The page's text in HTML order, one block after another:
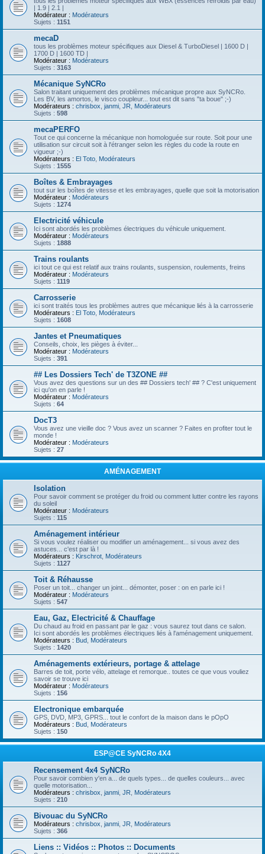
| 1.9 | 2.1 |
Modérateur : Modérateurs
Sujets : 1151
mecaD
tous les problèmes moteur spécifiques aux Diesel & TurboDiesel | 1600 D |
1700 D | 1600 TD |
Modérateur : Modérateurs
Sujets : 3163
Mécanique SyNCRo
Salon traitant uniquement des problèmes mécanique propre aux SyNCRo.
Les BV, les amortos, le visco coupleur... tout est dit sans "ta boue" ;-)
Modérateurs : chrisbox janmi JR
Modérateurs
Sujets : 598
mecaPERFO
Tout ce qui concerne la mécanique non homologuée sur route. Soit pour une
utilisation sur circuit soit à l'étranger selon les règles du code la route en
vigueur ;-)
Modérateurs : El Toto Modérateurs
Sujets : 1555
Boîtes & Embrayages
tout sur les boîtes de vitesse et les embrayages, quelle que soit la motorisation
Modérateur : Modérateurs
Sujets : 1274
Electricité véhicule
Ici sont abordés les problèmes électriques du véhicule uniquement.
Modérateur : Modérateurs
Sujets : 1888
Trains roulants
ici tout ce qui est relatif aux trains roulants, suspension, roulements, freins
Modérateur : Modérateurs
Sujets : 1119
Carrosserie
ici sont traités tous les problèmes autres que mécanique liés à la carrosserie
Modérateurs : El Toto Modérateurs
Sujets : 1608
Jantes et Pneumatiques
Conseils, choix, les pièges à éviter...
Modérateur : Modérateurs
Sujets : 391
## Les Dossiers Tech' de T3ZONE ##
Vous avez des questions sur un des ## Dossiers tech' ## ? C'est uniquement
ici qu'on en parle !
Modérateur : Modérateurs
Sujets : 64
DocT3
Vous avez une vieille doc ? Vous avez un scanner ? Faites en profiter tout le
monde !
Modérateur : Modérateurs
Sujets : 27
AMÉNAGEMENT
Isolation
Pour savoir comment se protéger du froid ou comment lutter contre les rayons
du soleil
Modérateur : Modérateurs
Sujets : 115
Aménagement intérieur
Si vous voulez réaliser ou modifier un aménagement... si vous avez des
astuces... c'est par là !
Modérateurs : Kirschrot Modérateurs
Sujets : 1127
Toit & Réhausse
Poser un toit... changer un joint... démonter, poser : on en parle ici !
Modérateur : Modérateurs
Sujets : 547
Eau, Gaz, Electricité & Chauffage
Du chaud au froid en passant par le gaz : vous saurez tout dans ce salon.
Ici sont abordés les problèmes électriques liés à l'aménagement uniquement.
Modérateurs : Bud Modérateurs
Sujets : 1420
Aménagements extérieurs, portage & attelage
Barres de toit, porte vélo, attelage et remorque.. toutes ce que vous vouliez
savoir se trouve ici
Modérateur : Modérateurs
Sujets : 156
Electronique embarquée
GPS, DVD, MP3, GPRS... tout le confort de la maison dans le pOpO
Modérateurs : Bud Modérateurs
Sujets : 150
ESP@CE SyNCRo 4X4
Recensement 4x4 SyNCRo
Pour savoir combien y'en a... de quels types... de quelles couleurs... avec
quelle motorisation...
Modérateurs : chrisbox janmi JR
Modérateurs
Sujets : 210
Bivouac du SyNCRo
Modérateurs : chrisbox janmi JR
Modérateurs
Sujets : 366
Liens :: Vidéos :: Photos :: Documents